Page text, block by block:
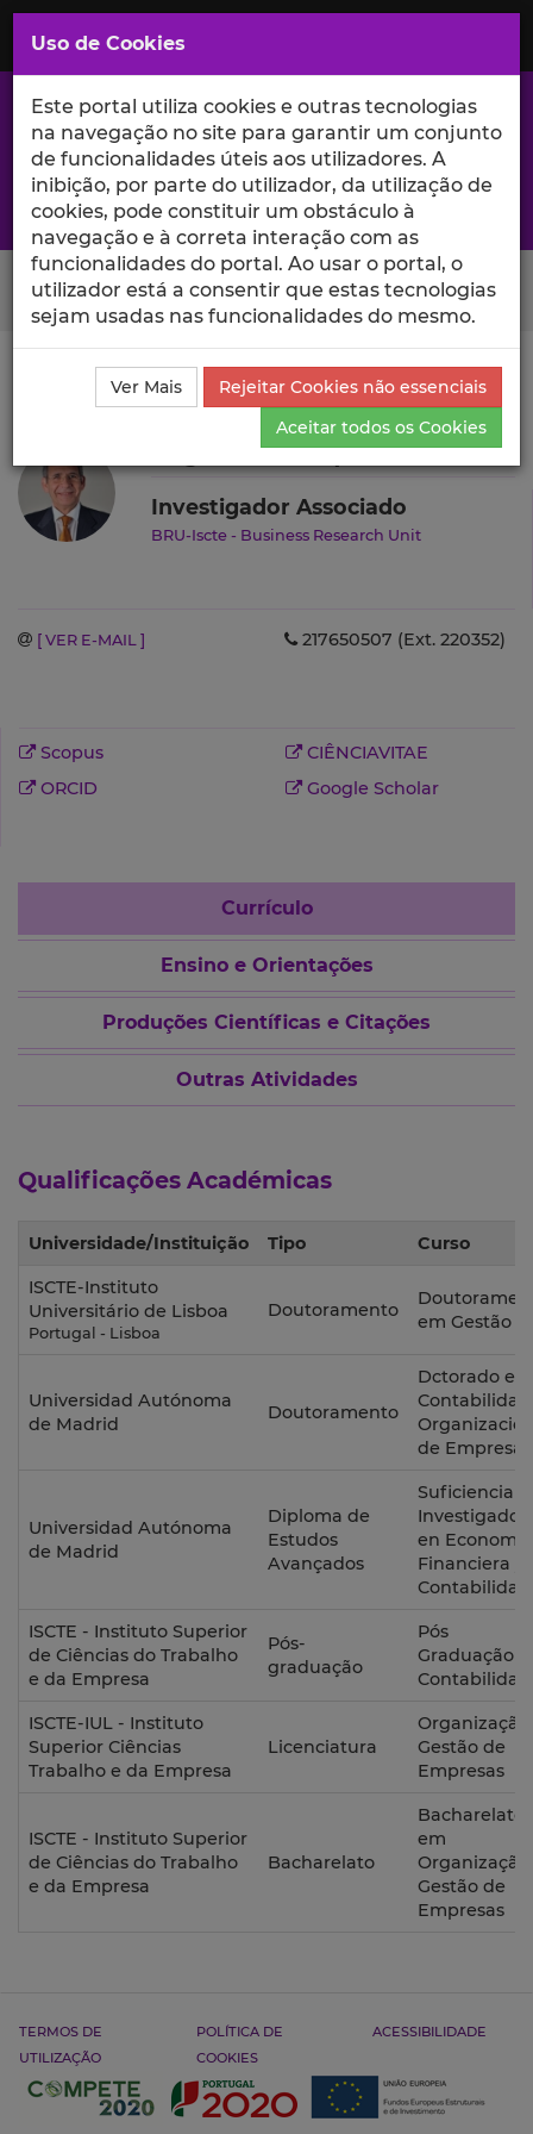
Saltar
para
Conteúdo
Principal
A excelência da investigação e ciência no Iscte
Search Button
Ciência_Iscte Autores
Rogério Serrasqueiro
Currículo
Rogério Serrasqueiro
Investigador Associado
BRU-Iscte - Business Research Unit
[ VER E-MAIL ] 217650507 (Ext. 220352)
Scopus
CIÊNCIAVITAE
ORCID
Google Scholar
Currículo
Ensino e Orientações
Produções Científicas e Citações
Outras Atividades
Qualificações Académicas
Universidade/Instituição Tipo Curso
ISCTE-Instituto
Universitário de Lisboa
Portugal - Lisboa
Doutoramento
em Gestão
Universidad Autónoma
de Madrid
Doutoramento
Dctorado en
Contabilidad
de Empresas
Universidad Autónoma
de Madrid
Diploma de
Estudos
Avançados
Suficiencia
en Economia
Financiera y
Contabilidad
ISCTE - Instituto Superior
de Ciências do Trabalho
e da Empresa
Pós-
graduação
Pós
Graduação
ISCTE-IUL - Instituto
Superior Ciências
Trabalho e da Empresa
Licenciatura
Organização
Gestão de
Empresas
ISCTE - Instituto Superior
de Ciências do Trabalho
e da Empresa
Bacharelato
Bacharelato
em
Organização
Gestão de
Empresas
TERMOS DE
UTILIZAÇÃO
POLÍTICA DE
COOKIES
ACESSIBILIDADE
Uso de Cookies
Este portal utiliza cookies e outras tecnologias
na navegação no site para garantir um conjunto
de funcionalidades úteis aos utilizadores. A
inibição, por parte do utilizador, da utilização de
cookies, pode constituir um obstáculo à
navegação e à correta interação com as
funcionalidades do portal. Ao usar o portal, o
utilizador está a consentir que estas tecnologias
sejam usadas nas funcionalidades do mesmo.
Ver Mais
Rejeitar Cookies não essenciais
Aceitar todos os Cookies